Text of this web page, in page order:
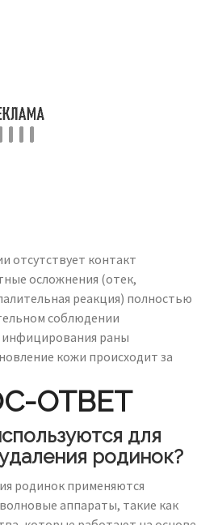
отсутствует контакт
осложнения (отек,
реакция) полностью
соблюдении
раны
кожи происходит за
ОТВЕТ
для
родинок?
родинок применяются
аппараты, такие как